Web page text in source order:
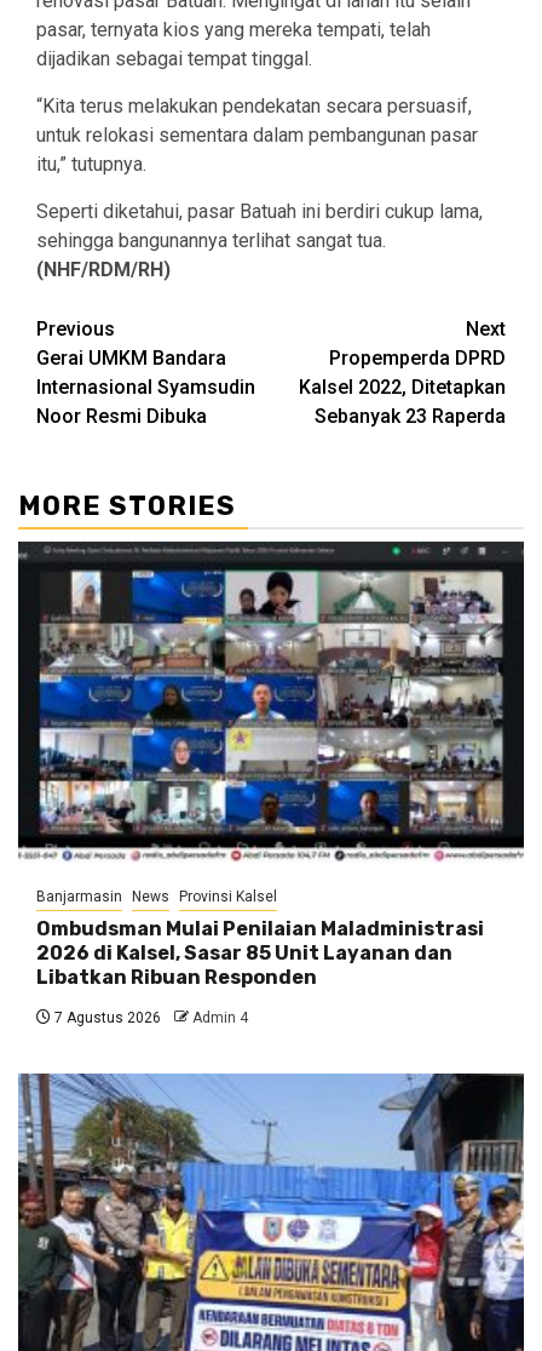
pasar, ternyata kios yang mereka tempati, telah
dijadikan sebagai tempat tinggal.
“Kita terus melakukan pendekatan secara persuasif,
untuk relokasi sementara dalam pembangunan pasar
itu,” tutupnya.
Seperti diketahui, pasar Batuah ini berdiri cukup lama,
sehingga bangunannya terlihat sangat tua.
(NHF/RDM/RH)
Continue
Reading
Previous
Gerai UMKM Bandara
Internasional Syamsudin
Noor Resmi Dibuka
Next
Propemperda DPRD
Kalsel 2022, Ditetapkan
Sebanyak 23 Raperda
MORE STORIES
Banjarmasin News Provinsi Kalsel
Ombudsman Mulai Penilaian Maladministrasi
2026 di Kalsel, Sasar 85 Unit Layanan dan
Libatkan Ribuan Responden
7 Agustus 2026 Admin 4